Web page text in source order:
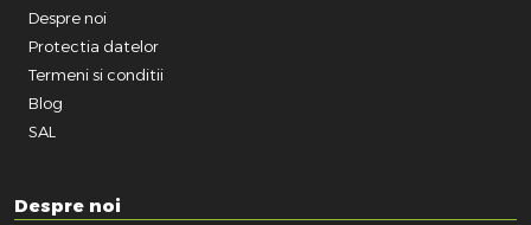
Despre noi
Protectia datelor
Termeni si conditii
Blog
SAL
Despre noi